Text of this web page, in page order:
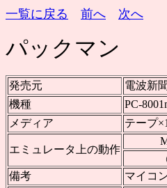
一覧に戻る 前へ 次へ
パックマン
発売元
電波新
機種
PC-
メディア
テープ×1
エミュレータ上の動作
備考
マイコ